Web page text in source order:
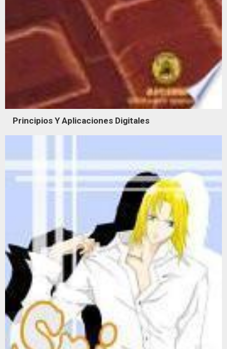
Principios Y Aplicaciones Digitales